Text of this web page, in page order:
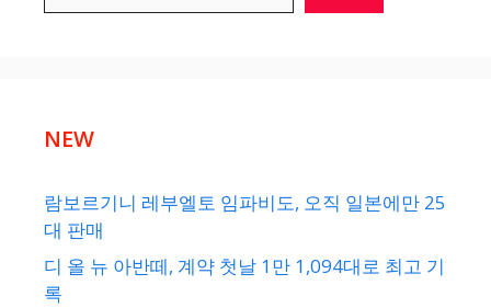
NEW
람보르기니 레부엘토 임파비도, 오직 일본에만 25
대 판매
디 올 뉴 아반떼, 계약 첫날 1만 1,094대로 최고 기
록